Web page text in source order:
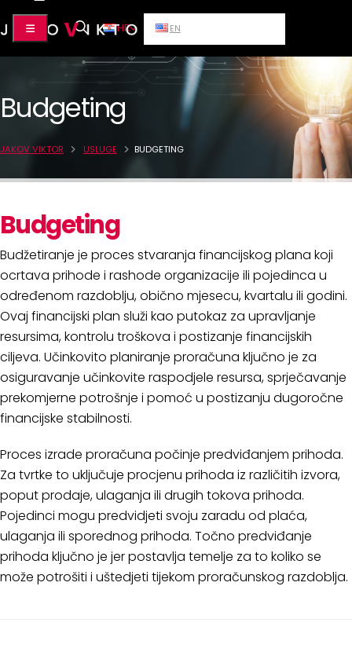
HR EN
Budgeting
JAKOV VIKTOR USLUGE BUDGETING
Budgeting
Budžetiranje je proces stvaranja financijskog plana koji
ocrtava prihode i rashode organizacije ili pojedinca u
određenom razdoblju, obično mjesecu, kvartalu ili godini.
Ovaj financijski plan služi kao putokaz za upravljanje
resursima, kontrolu troškova i postizanje financijskih
ciljeva. Učinkovito planiranje proračuna ključno je za
osiguravanje učinkovite raspodjele resursa, sprječavanje
prekomjerne potrošnje i pomoć u postizanju dugoročne
financijske stabilnosti.
Proces izrade proračuna počinje predviđanjem prihoda.
Za tvrtke to uključuje procjenu prihoda iz različitih izvora,
poput prodaje, ulaganja ili drugih tokova prihoda.
Pojedinci mogu predvidjeti svoju zaradu od plaća,
ulaganja ili sporednog prihoda. Točno predviđanje
prihoda ključno je jer postavlja temelje za to koliko se
može potrošiti i uštedjeti tijekom proračunskog razdoblja.